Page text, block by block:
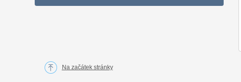
Na začátek stránky